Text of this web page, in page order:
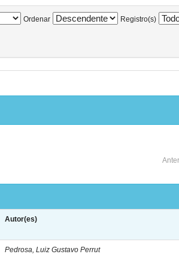
Ordenar Registro(s)
Autor(es)
Pedrosa, Luiz Gustavo Perrut